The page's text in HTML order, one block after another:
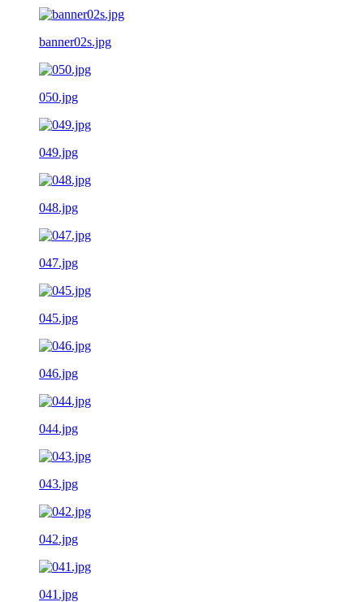
banner02s.jpg
050.jpg
049.jpg
048.jpg
047.jpg
045.jpg
046.jpg
044.jpg
043.jpg
042.jpg
041.jpg